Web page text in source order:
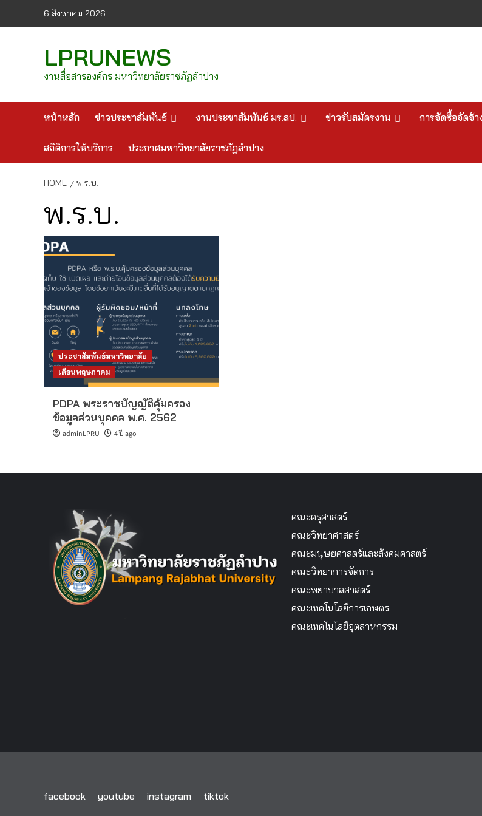
6 สิงหาคม 2026
LPRUNEWS
งานสื่อสารองค์กร มหาวิทยาลัยราชภัฏลำปาง
หน้าหลัก ข่าวประชาสัมพันธ์ งานประชาสัมพันธ์ มร.ลป. ข่าวรับสมัครงาน การจัดซื้อจัดจ้า
สถิติการให้บริการ ประกาศมหาวิทยาลัยราชภัฏลำปาง
HOME พ.ร.บ.
พ.ร.บ.
ประชาสัมพันธ์มหาวิทยาลัย
เดือนพฤษภาคม
PDPA พระราชบัญญัติคุ้มครอง
ข้อมูลส่วนบุคคล พ.ศ. 2562
adminLPRU 4 ปี ago
คณะครุศาสตร์
คณะวิทยาศาสตร์
คณะมนุษยศาสตร์และสังคมศาสตร์
คณะวิทยาการจัดการ
คณะพยาบาลศาสตร์
คณะเทคโนโลยีการเกษตร
คณะเทคโนโลยีอุตสาหกรรม
facebook youtube instagram tiktok